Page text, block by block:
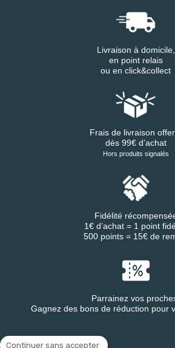
Continuer sans accepter
Livraison à domicile,
en point relais
ou en click&collect
Frais de livraison
dès 99€ d’achat
Hors produits signalés
Fidélité
1€ d’achat = 1 point
500 points = 15€ de
Parrainez vos
Gagnez des bons de réduction pour